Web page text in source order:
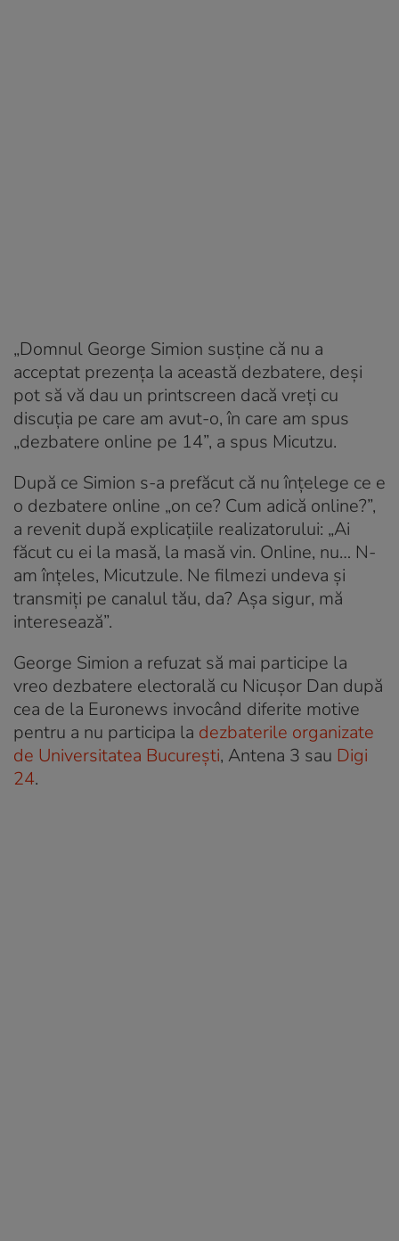
„Domnul George Simion susține că nu a
acceptat prezența la această dezbatere, deși
pot să vă dau un printscreen dacă vreți cu
discuția pe care am avut-o, în care am spus
„dezbatere online pe 14”, a spus Micutzu.
După ce Simion s-a prefăcut că nu înțelege ce e
o dezbatere online „on ce? Cum adică online?”,
a revenit după explicațiile realizatorului: „Ai
făcut cu ei la masă, la masă vin. Online, nu… N-
am înțeles, Micutzule. Ne filmezi undeva și
transmiți pe canalul tău, da? Așa sigur, mă
interesează”.
George Simion a refuzat să mai participe la
vreo dezbatere electorală cu Nicușor Dan după
cea de la Euronews invocând diferite motive
pentru a nu participa la dezbaterile organizate
de Universitatea București, Antena 3 sau Digi
24.